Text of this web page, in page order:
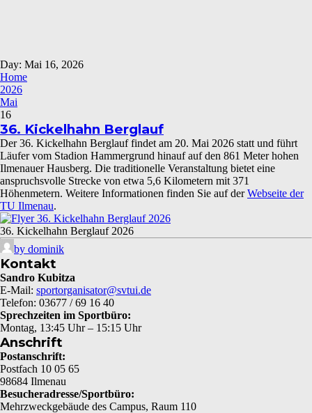
Day: Mai 16, 2026
Home
2026
Mai
16
36. Kickelhahn Berglauf
Der 36. Kickelhahn Berglauf findet am 20. Mai 2026 statt und führt
Läufer vom Stadion Hammergrund hinauf auf den 861 Meter hohen
Ilmenauer Hausberg. Die traditionelle Veranstaltung bietet eine
anspruchsvolle Strecke von etwa 5,6 Kilometern mit 371
Höhenmetern. Weitere Informationen finden Sie auf derWebseite der
TU Ilmenau.
36. Kickelhahn Berglauf 2026
by dominik
Kontakt
Sandro Kubitza
E-Mail: sportorganisator@svtui.de
Telefon: 03677 / 69 16 40
Sprechzeiten im Sportbüro:
Montag, 13:45 Uhr – 15:15 Uhr
Anschrift
Postanschrift:
Postfach 10 05 65
98684 Ilmenau
Besucheradresse/Sportbüro:
Mehrzweckgebäude des Campus, Raum 110